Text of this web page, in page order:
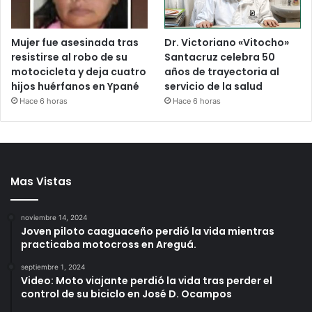
Mujer fue asesinada tras
resistirse al robo de su
motocicleta y deja cuatro
hijos huérfanos en Ypané
Hace 6 horas
Dr. Victoriano «Vitocho»
Santacruz celebra 50
años de trayectoria al
servicio de la salud
Hace 6 horas
Mas Vistas
noviembre 14, 2024
Joven piloto caaguaceño perdió la vida mientras
practicaba motocross en Areguá.
septiembre 1, 2024
Video: Moto viajante perdió la vida tras perder el
control de su biciclo en José D. Ocampos